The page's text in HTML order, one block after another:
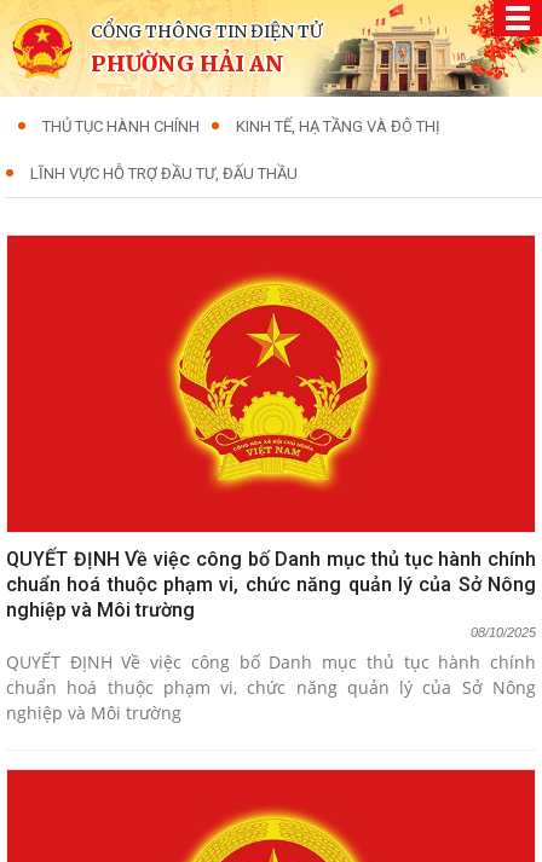
CỔNG THÔNG TIN ĐIỆN TỬ
PHƯỜNG HẢI AN
THỦ TỤC HÀNH CHÍNH KINH TẾ, HẠ TẦNG VÀ ĐÔ THỊ
LĨNH VỰC HỖ TRỢ ĐẦU TƯ, ĐẤU THẦU
QUYẾT ĐỊNH Về việc công bố Danh mục thủ tục hành chính
chuẩn hoá thuộc phạm vi, chức năng quản lý của Sở Nông
nghiệp và Môi trường
08/10/2025
QUYẾT ĐỊNH Về việc công bố Danh mục thủ tục hành chính
chuẩn hoá thuộc phạm vi, chức năng quản lý của Sở Nông
nghiệp và Môi trường